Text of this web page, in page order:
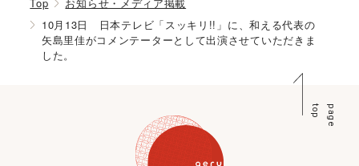
10月13日 日本テレビ「スッキリ!!」に、和える代表の
矢島里佳がコメンテーターとして出演させていただきま
した。
p
a
g
e
t
o
p